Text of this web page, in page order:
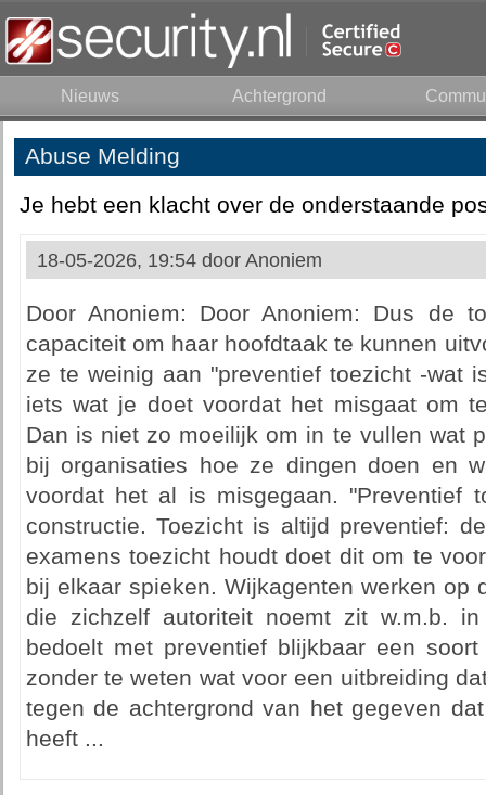
Nieuws Achtergrond
Abuse Melding
Je hebt een klacht over de onderstaande
18-05-2026, 19:54 door Anoniem
Door Anoniem: Door Anoniem: Dus de
capaciteit om haar hoofdtaak te kunnen
ze te weinig aan "preventief toezicht -wat
iets wat je doet voordat het misgaat om
Dan is niet zo moeilijk om in te vullen wat
bij organisaties hoe ze dingen doen en
voordat het al is misgegaan. "Preventief
constructie. Toezicht is altijd preventief:
examens toezicht houdt doet dit om te
bij elkaar spieken. Wijkagenten werken op
die zichzelf autoriteit noemt zit w.m.b.
bedoelt met preventief blijkbaar een
zonder te weten wat voor een uitbreiding
tegen de achtergrond van het gegeven
heeft ...